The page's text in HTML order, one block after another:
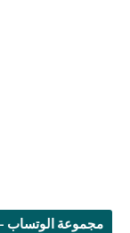
مجموعة الوتساب